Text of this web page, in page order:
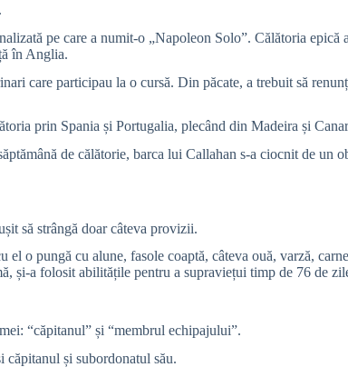
pe care a numit-o „Napoleon Solo”. Călătoria
în Anglia.
care participau la o cursă. Din păcate, a trebuit să
prin Spania și Portugalia, plecând din Madeira și
de călătorie, barca lui Callahan s-a ciocnit de un
să strângă doar câteva provizii.
o pungă cu alune, fasole coaptă, câteva ouă, varză,
și-a folosit abilitățile pentru a supraviețui timp de 76 de
“căpitanul” și “membrul echipajului”.
căpitanul și subordonatul său.